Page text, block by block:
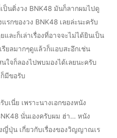
นติ่งวง BNK48 มันก็ลากผมไปดู
รกของวง BNK48 เลยล่ะนะครับ
ละก็เล่าเรื่องที่อาจจะไม่ได้ยินเป็น
ยลมากๆดูแล้วก็แอบสะอึกเช่น
จก็ลองไปพบมองได้เลยนะครับ
มีขอรับ
เนี่ย เพราะนางเอกของหนัง
นั่นเองครับผม ฮ่า… หนัง
ญี่ปุ่น เกี่ยวกับเรื่องของวิญญาณเร